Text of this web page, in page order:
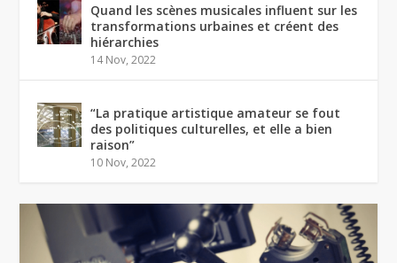
Quand les scènes musicales influent sur les
transformations urbaines et créent des
hiérarchies
14 Nov, 2022
“La pratique artistique amateur se fout
des politiques culturelles, et elle a bien
raison”
10 Nov, 2022